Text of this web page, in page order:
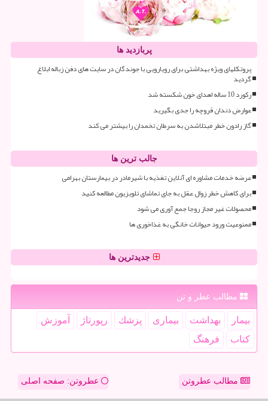
پربازدید ها
پروتکلهای ویژه بهداشتی برای رویارویی با جوندگان در سایت های دفن زباله ابلاغ
گردید
رکورد 10 ساله اهدای خون شکسته شد
عوارض دندان قروچه را جدی بگیرید
گاز رادون خطر مبتلاشدن به سرطان تخمدان را بیشتر می کند
جالب ترین ها
عرضه خدمات مشاوره ای آنلاین تغذیه با شیرمادر در بیمارستان بهرامی
برای کاهش خطر زوال عقل به جای تماشای تلویزیون مطالعه کنید
محصولات غیر مجاز روجا جمع آوری می شود
ممنوعیت ورود حیوانات خانگی به غذاخوری ها
جدیدترین ها
مطالب عطر و تن
بیمار بهداشت بیماری پزشك رپورتاژ
آموزش
كتاب
فرهنگ
مطالب عطروتن عطروتن: صفحه اصلی